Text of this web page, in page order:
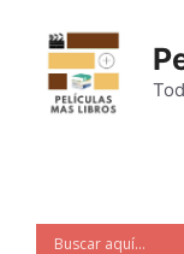
contenido